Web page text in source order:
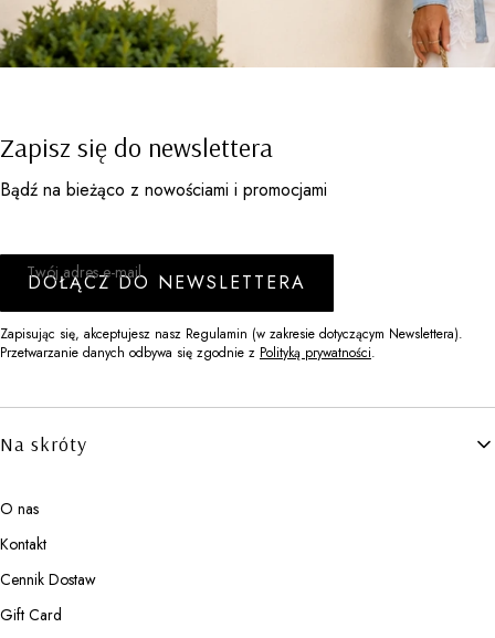
Zapisz się do newslettera
Bądź na bieżąco z nowościami i promocjami
Twój adres e-mail
DOŁĄCZ DO NEWSLETTERA
Zapisując się, akceptujesz nasz Regulamin (w zakresie dotyczącym Newslettera).
Przetwarzanie danych odbywa się zgodnie z Polityką prywatności.
Linki w stopce
Na skróty
O nas
Kontakt
Cennik Dostaw
Gift Card